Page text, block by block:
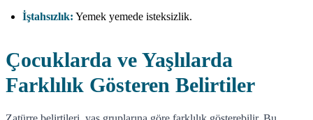
İştahsızlık: Yemek yemede isteksizlik.
Çocuklarda ve Yaşlılarda
Farklılık Gösteren Belirtiler